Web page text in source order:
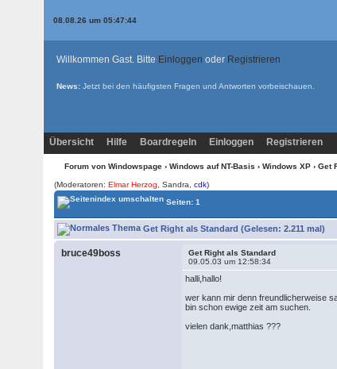
08.08.26 um 05:47:44
Willkommen Gast. Bitte Einloggen oder Registrieren
News: Jetzt bei den häufigsten Fragen und Antworten vorbeischauen.
Übersicht Hilfe Boardregeln Einloggen Registrieren
Forum von Windowspage › Windows auf NT-Basis › Windows XP › Get
(Moderatoren:Elmar Herzog , Sandra,cdk)
Seiten: 1
Get Right als Standard (Gelesen: 2.211 mal)
bruce49boss
Get Right als Standard
09.05.03 um 12:58:34
halli,hallo!
wer kann mir denn freundlicherweise
bin schon ewige zeit am suchen.
vielen dank,matthias ???